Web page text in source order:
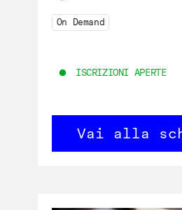
On Demand
ISCRIZIONI APERTE
Vai alla